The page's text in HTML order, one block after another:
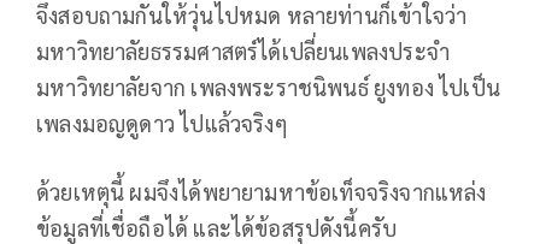
จึงสอบถามกันให้วุ่นไปหมด หลายท่านก็เข้าใจว่า
มหาวิทยาลัยธรรมศาสตร์ได้เปลี่ยนเพลงประจำ
มหาวิทยาลัยจาก เพลงพระราชนิพนธ์ ยูงทอง ไปเป็น
เพลงมอญดูดาว ไปแล้วจริงๆ
ด้วยเหตุนี้ ผมจึงได้พยายามหาข้อเท็จจริงจากแหล่ง
ข้อมูลที่เชื่อถือได้ และได้ข้อสรุปดังนี้ครับ